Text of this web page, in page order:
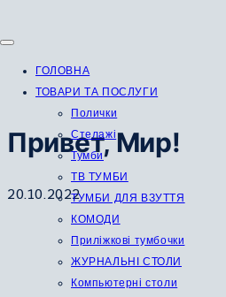
до
ГОЛОВНА
ТОВАРИ ТА ПОСЛУГИ
Полички
Стелажі
Тумби
ТВ ТУМБИ
ТУМБИ ДЛЯ ВЗУТТЯ
КОМОДИ
Приліжкові тумбочки
ЖУРНАЛЬНІ СТОЛИ
Компьютерні столи
Привет, Мир!
20.10.2022